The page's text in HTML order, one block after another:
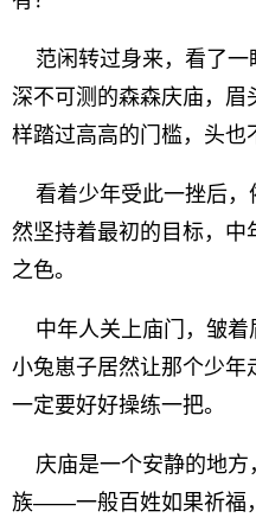
范闲转过身来，看了一
深不可测的森森庆庙，眉
样踏过高高的门槛，头也
看着少年受此一挫后，
然坚持着最初的目标，中
之色。
中年人关上庙门，皱着
小兔崽子居然让那个少年
一定要好好操练一把。
庆庙是一个安静的地方
族——一般百姓如果祈福